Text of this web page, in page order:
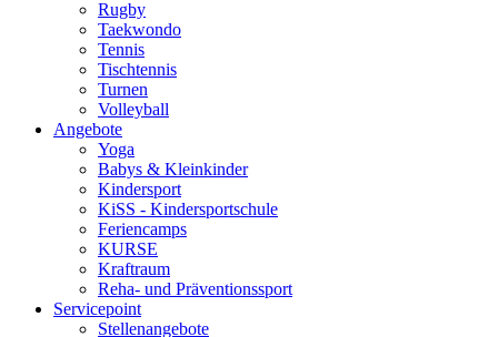
Rugby
Taekwondo
Tennis
Tischtennis
Turnen
Volleyball
Angebote
Yoga
Babys & Kleinkinder
Kindersport
KiSS - Kindersportschule
Feriencamps
KURSE
Kraftraum
Reha- und Präventionssport
Servicepoint
Stellenangebote